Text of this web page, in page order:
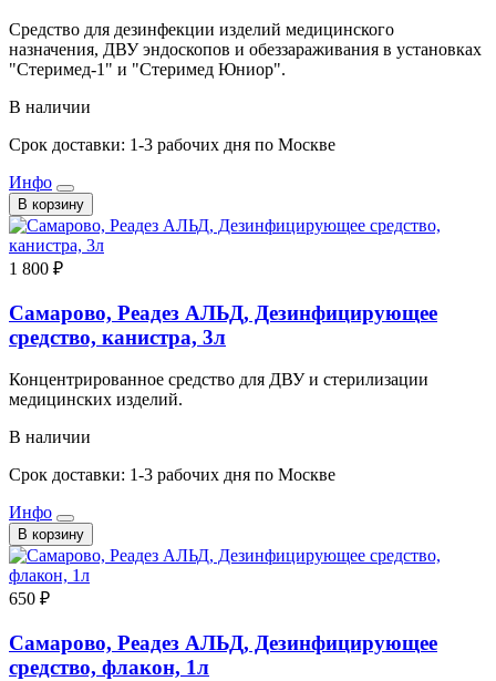
Средство для дезинфекции изделий медицинского
назначения, ДВУ эндоскопов и обеззараживания в установках
"Стеримед-1" и "Стеримед Юниор".
В наличии
Срок доставки: 1-3 рабочих дня по Москве
Инфо
В корзину
1 800 ₽
Самарово, Реадез АЛЬД, Дезинфицирующее
средство, канистра, 3л
Концентрированное средство для ДВУ и стерилизации
медицинских изделий.
В наличии
Срок доставки: 1-3 рабочих дня по Москве
Инфо
В корзину
650 ₽
Самарово, Реадез АЛЬД, Дезинфицирующее
средство, флакон, 1л